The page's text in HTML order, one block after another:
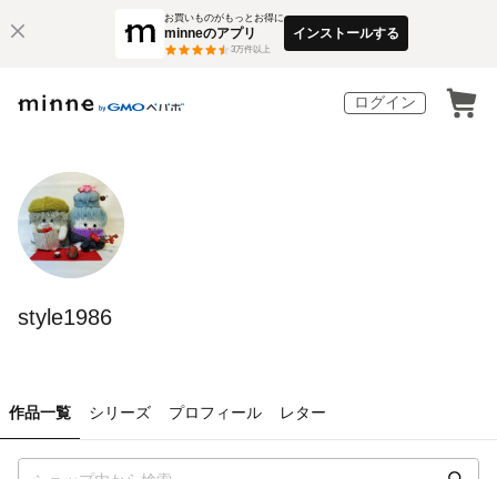
お買いものがもっとお得に
minneのアプリ
3万件以上
インストールする
ログイン
style1986
作品一覧 シリーズ プロフィール レター